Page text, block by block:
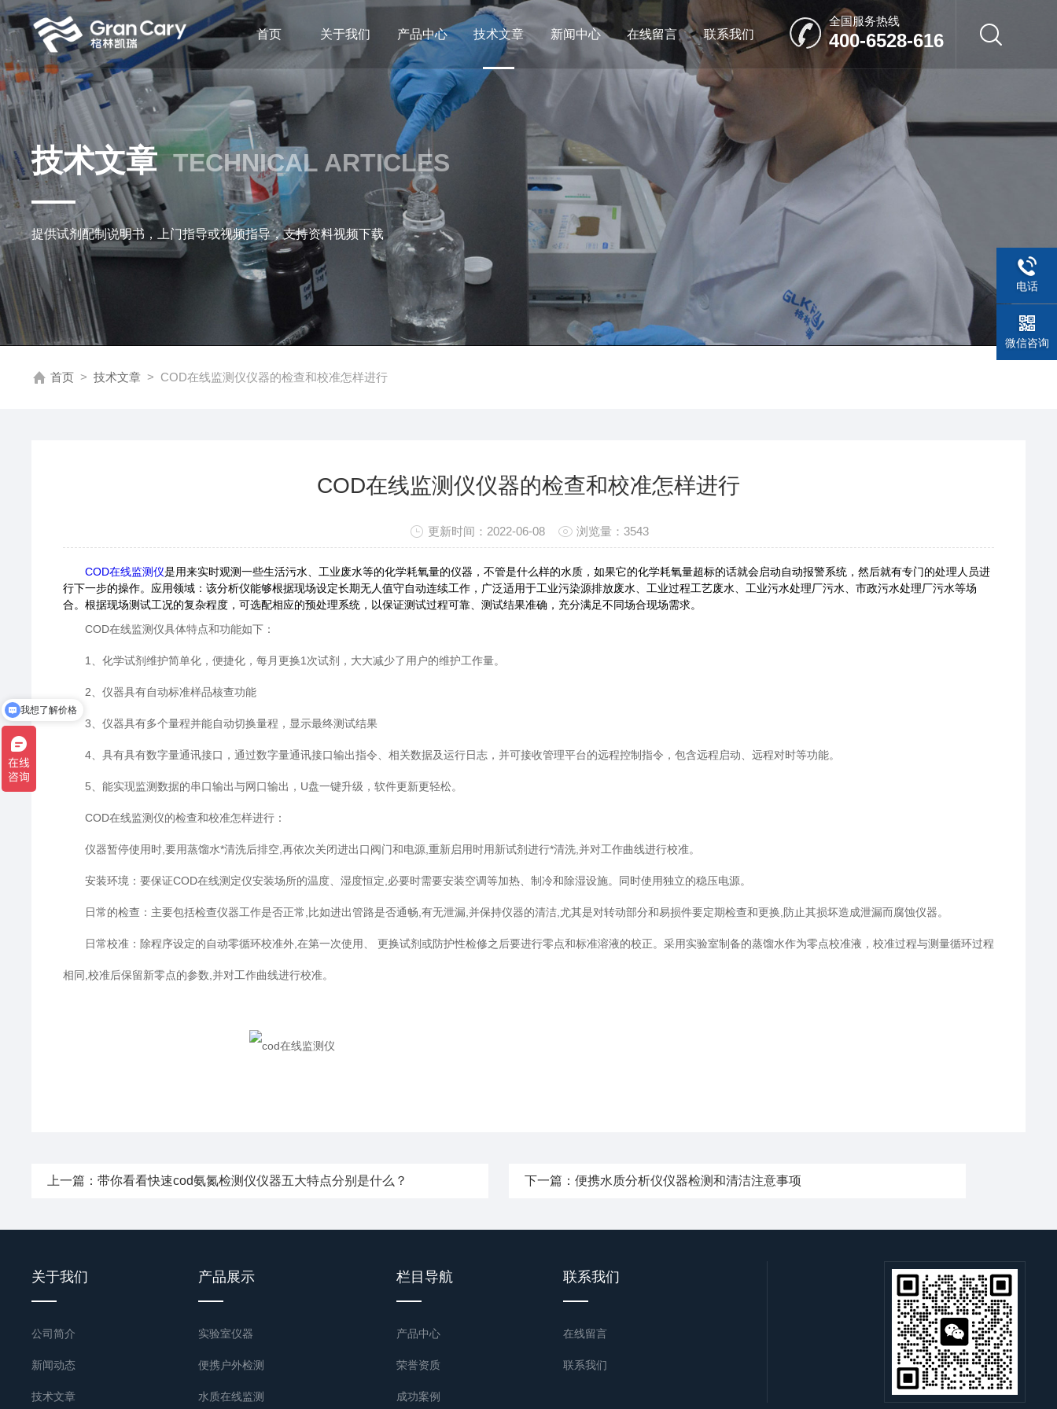
首页 关于我们 产品中心 技术文章 新闻中心 在线留言 联系我们
全国服务热线
400-6528-616
技术文章 TECHNICAL ARTICLES
提供试剂配制说明书，上门指导或视频指导，支持资料视频下载
首页 > 技术文章 > COD在线监测仪仪器的检查和校准怎样进行
COD在线监测仪仪器的检查和校准怎样进行
更新时间：2022-06-08 浏览量：3543
COD在线监测仪是用来实时观测一些生活污水、工业废水等的化学耗氧量的仪器，不管是什么样的水质，如果它的化学耗氧量超标的话就会启动自动报警系统，然后就有专门的处理人员进
行下一步的操作。应用领域：该分析仪能够根据现场设定长期无人值守自动连续工作，广泛适用于工业污染源排放废水、工业过程工艺废水、工业污水处理厂污水、市政污水处理厂污水等场
合。根据现场测试工况的复杂程度，可选配相应的预处理系统，以保证测试过程可靠、测试结果准确，充分满足不同场合现场需求。
COD在线监测仪具体特点和功能如下：
1、化学试剂维护简单化，便捷化，每月更换1次试剂，大大减少了用户的维护工作量。
2、仪器具有自动标准样品核查功能
3、仪器具有多个量程并能自动切换量程，显示最终测试结果
4、具有具有数字量通讯接口，通过数字量通讯接口输出指令、相关数据及运行日志，并可接收管理平台的远程控制指令，包含远程启动、远程对时等功能。
5、能实现监测数据的串口输出与网口输出，U盘一键升级，软件更新更轻松。
COD在线监测仪的检查和校准怎样进行：
仪器暂停使用时,要用蒸馏水*清洗后排空,再依次关闭进出口阀门和电源,重新启用时用新试剂进行*清洗,并对工作曲线进行校准。
安装环境：要保证COD在线测定仪安装场所的温度、湿度恒定,必要时需要安装空调等加热、制冷和除湿设施。同时使用独立的稳压电源。
日常的检查：主要包括检查仪器工作是否正常,比如进出管路是否通畅,有无泄漏,并保持仪器的清洁,尤其是对转动部分和易损件要定期检查和更换,防止其损坏造成泄漏而腐蚀仪器。
日常校准：除程序设定的自动零循环校准外,在第一次使用、 更换试剂或防护性检修之后要进行零点和标准溶液的校正。采用实验室制备的蒸馏水作为零点校准液，校准过程与测量循环过程
相同,校准后保留新零点的参数,并对工作曲线进行校准。
上一篇： 带你看看快速cod氨氮检测仪仪器五大特点分别是什么？ 下一篇： 便携水质分析仪仪器检测和清洁注意事项
关于我们
公司简介
新闻动态
技术文章
产品展示
实验室仪器
便携户外检测
水质在线监测
栏目导航
产品中心
荣誉资质
成功案例
联系我们
在线留言
联系我们
电话
微信咨询
我想了解价格